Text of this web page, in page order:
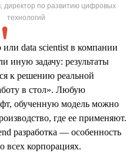
директор по развитию цифровых
технологий
data scientist в компании
иную задачу: результаты
к решению реальной
в стол». Любую
обученную модель можно
где ее применяют.
разработка — особенность
всех корпорациях.